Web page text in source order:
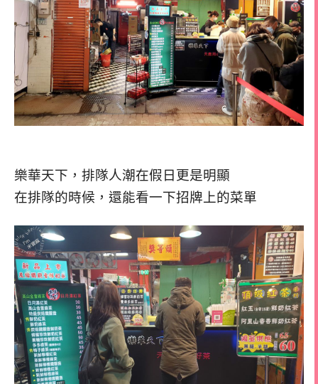
樂華天下，排隊人潮在假日更是明顯
在排隊的時候，還能看一下招牌上的菜單